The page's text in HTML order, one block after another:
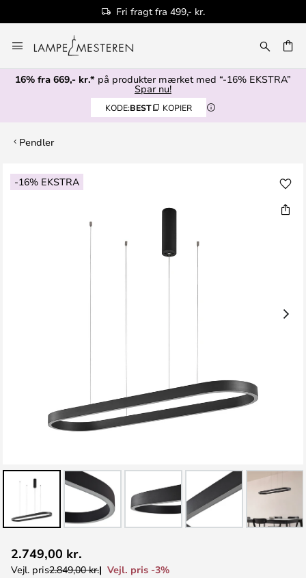
Fri fragt fra 499,- kr.
to
Content
16% fra 669,- kr.* på produkter mærket med “-16% EKSTRA”
Spar nu!
KODE:BEST KOPIER
Pendler
-16% EKSTRA
Gå
til
til2.749,00 kr.
Vejl. pris2.849,00 kr.
Vejl. pris -3%